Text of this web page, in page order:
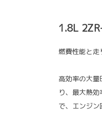
1.8L
燃費性能と走
高効率の大
り、最大熱
で、エンジン